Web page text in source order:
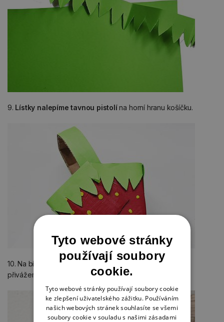
9. Lístky nalepíme tavnou pistolína horní hranu košíčku.
10. Na bílou čtvrtku natiskneme visačku
, vystřihneme,
přivážeme na ouško košíčku amůžeme jít na jahody
Tyto webové stránky
používají soubory
cookie.
Tyto webové stránky používají soubory cookie
ke zlepšení uživatelského zážitku. Používáním
našich webových stránek souhlasíte se všemi
soubory cookie v souladu s našimi zásadami